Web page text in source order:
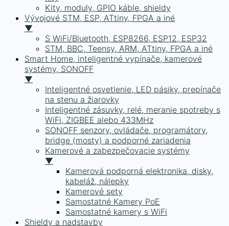
Kity, moduly, GPIO káble, shieldy
Vývojové STM, ESP, ATtiny, FPGA a iné
▼
S WiFi/Bluetooth, ESP8266, ESP12, ESP32
STM, BBC, Teensy, ARM, ATtiny, FPGA a iné
Smart Home, inteligentné vypínače, kamerové
systémy, SONOFF
▼
Inteligentné osvetlenie, LED pásiky, prepínače
na stenu a žiarovky
Inteligentné zásuvky, relé, meranie spotreby s
WiFi, ZIGBEE alebo 433MHz
SONOFF senzory, ovládače, programátory,
bridge (mosty) a podporné zariadenia
Kamerové a zabezpečovacie systémy
▼
Kamerová podporná elektronika, disky,
kabeláž, nálepky
Kamerové sety
Samostatné Kamery PoE
Samostatné kamery s WiFi
Shieldy a nadstavby